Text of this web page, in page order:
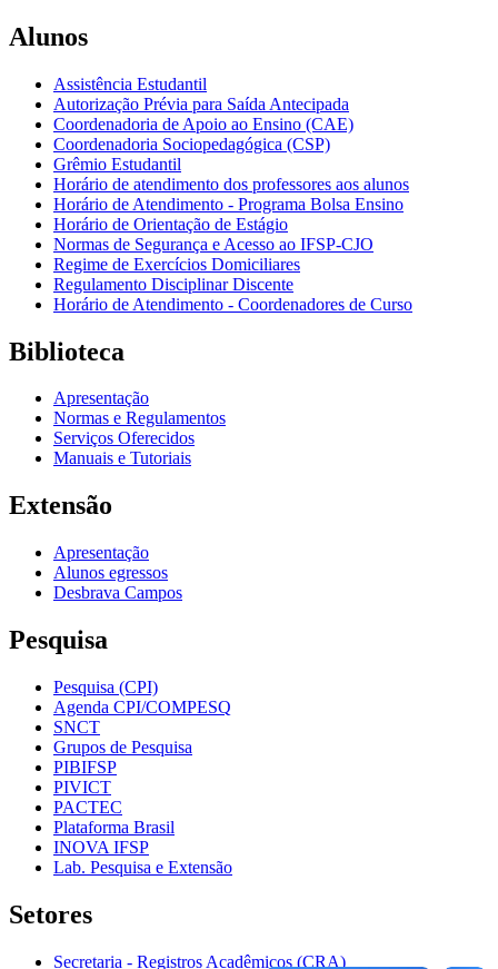
Alunos
Assistência Estudantil
Autorização Prévia para Saída Antecipada
Coordenadoria de Apoio ao Ensino (CAE)
Coordenadoria Sociopedagógica (CSP)
Grêmio Estudantil
Horário de atendimento dos professores aos alunos
Horário de Atendimento - Programa Bolsa Ensino
Horário de Orientação de Estágio
Normas de Segurança e Acesso ao IFSP-CJO
Regime de Exercícios Domiciliares
Regulamento Disciplinar Discente
Horário de Atendimento - Coordenadores de Curso
Biblioteca
Apresentação
Normas e Regulamentos
Serviços Oferecidos
Manuais e Tutoriais
Extensão
Apresentação
Alunos egressos
Desbrava Campos
Pesquisa
Pesquisa (CPI)
Agenda CPI/COMPESQ
SNCT
Grupos de Pesquisa
PIBIFSP
PIVICT
PACTEC
Plataforma Brasil
INOVA IFSP
Lab. Pesquisa e Extensão
Setores
Secretaria - Registros Acadêmicos (CRA)